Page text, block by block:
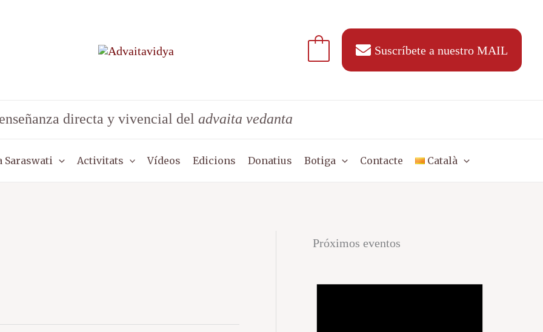
Suscríbete a nuestro MAIL
directa y vivencial del advaita vedanta
Saraswati Activitats Vídeos Edicions Donatius Botiga Contacte Català
Próximos eventos